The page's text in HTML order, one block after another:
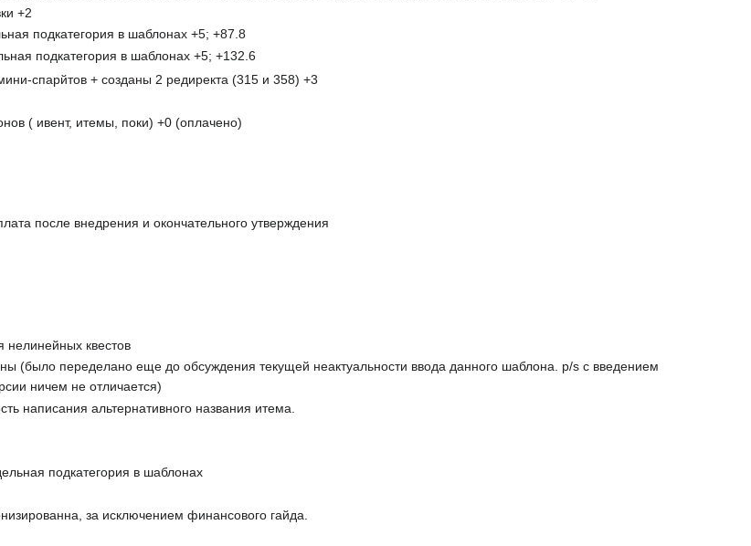
+2
подкатегория в шаблонах +5; +87.8
подкатегория в шаблонах +5; +132.6
спарйтов + созданы 2 редиректа (315 и 358) +3
( ивент, итемы, поки) +0 (оплачено)
после внедрения и окончательного утверждения
квестов
(было переделано еще до обсуждения текущей неактуальности ввода данного шаблона. p/s с введением
ничем не отличается)
написания альтернативного названия итема.
подкатегория в шаблонах
за исключением финансового гайда.